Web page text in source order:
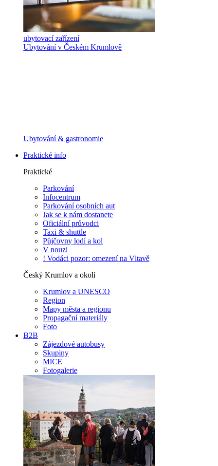
ubytovací zařízení
Ubytování v Českém Krumlově
Ubytování & gastronomie
Praktické info
Praktické
Parkování
Infocentrum
Parkování osobních aut
Jak se k nám dostanete
Oficiální průvodci
Taxi & shuttle
Půjčovny lodí a kol
V nouzi
! Vodáci pozor: omezení na Vltavě
Český Krumlov a okolí
Krumlov a UNESCO
Region
Mapy města a regionu
Propagační materiály
Foto
B2B
Zájezdové autobusy
Skupiny
MICE
Fotogalerie